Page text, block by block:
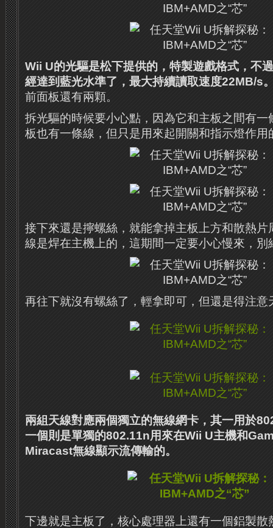
Wii U的光驅是松下提供的，特製遊戲格式，不
經達到藍光水準了，最大持續讀取速度22MB/s
前面板還有兩顆。
拆光驅的時候要小心點，因為它和主板之間有一
板也有一條線，但只是用來起開關和指示燈作用
接下來還是擰螺絲，就能拿掉主板上方和散熱片
線是焊在主機上的，這期間一定要小心慢來，別
再往下就沒有螺絲了，輕拿即可，但還是得注意
兩組天線對應兩個獨立的無線網卡，其一用於
一個則是單獨的802.11n用來在Wii U主機和
Miracast無線顯示流傳輸的。
下邊就是主板了，核心處理器上還有一個鋁製散